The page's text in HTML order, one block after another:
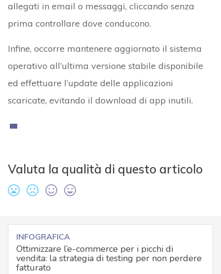
allegati in email o messaggi, cliccando senza
prima controllare dove conducono.
Infine, occorre mantenere aggiornato il sistema
operativo all’ultima versione stabile disponibile
ed effettuare l’update delle applicazioni
scaricate, evitando il download di app inutili.
Valuta la qualità di questo articolo
INFOGRAFICA
Ottimizzare l’e-commerce per i picchi di
vendita: la strategia di testing per non perdere
fatturato